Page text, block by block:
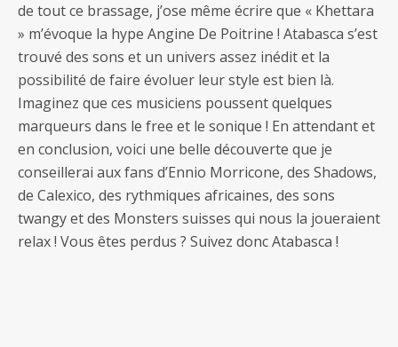
de tout ce brassage, j’ose même écrire que « Khettara
» m’évoque la hype Angine De Poitrine ! Atabasca s’est
trouvé des sons et un univers assez inédit et la
possibilité de faire évoluer leur style est bien là.
Imaginez que ces musiciens poussent quelques
marqueurs dans le free et le sonique ! En attendant et
en conclusion, voici une belle découverte que je
conseillerai aux fans d’Ennio Morricone, des Shadows,
de Calexico, des rythmiques africaines, des sons
twangy et des Monsters suisses qui nous la joueraient
relax ! Vous êtes perdus ? Suivez donc Atabasca !